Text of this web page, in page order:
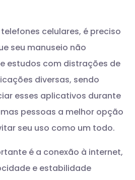
celulares, é preciso
seu manuseio não
estudos com distrações de
diversas, sendo
esses aplicativos durante
pessoas a melhor opção
seu uso como um todo.
é a conexão à internet,
e estabilidade